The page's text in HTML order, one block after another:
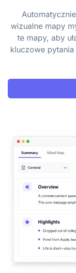
wizualne mapy
te mapy, aby
kluczowe